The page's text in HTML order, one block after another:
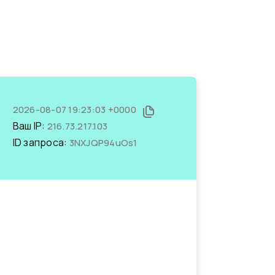
2026-08-07 19:23:03 +0000
Ваш IP: 216.73.217.103
ID запроса: 3NXJQP94uOs1